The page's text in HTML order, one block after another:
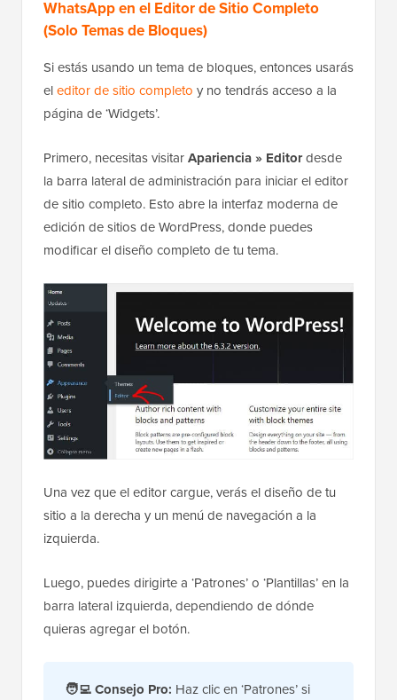
WhatsApp en el Editor de Sitio Completo
(Solo Temas de Bloques)
Si estás usando un tema de bloques, entonces usarás
eleditor de sitio completo y no tendrás acceso a la
página de ‘Widgets’.
Primero, necesitas visitarApariencia » Editordesde
la barra lateral de administración para iniciar el editor
de sitio completo. Esto abre la interfaz moderna de
edición de sitios de WordPress, donde puedes
modificar el diseño completo de tu tema.
Una vez que el editor cargue, verás el diseño de tu
sitio a la derecha y un menú de navegación a la
izquierda.
Luego, puedes dirigirte a ‘Patrones’ o ‘Plantillas’ en la
barra lateral izquierda, dependiendo de dónde
quieras agregar el botón.
🧑‍💻Consejo Pro: Haz clic en ‘Patrones’ si